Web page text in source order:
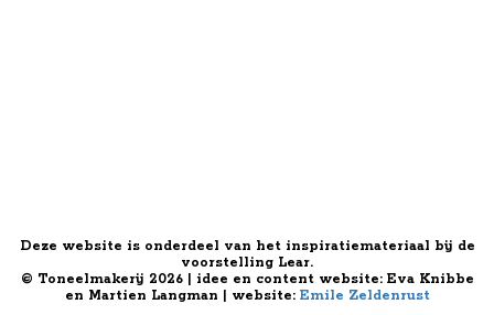
Deze website is onderdeel van het inspiratiemateriaal bij de
voorstelling Lear.
© Toneelmakerij 2026 | idee en content website: Eva Knibbe
en Martien Langman | website: Emile Zeldenrust